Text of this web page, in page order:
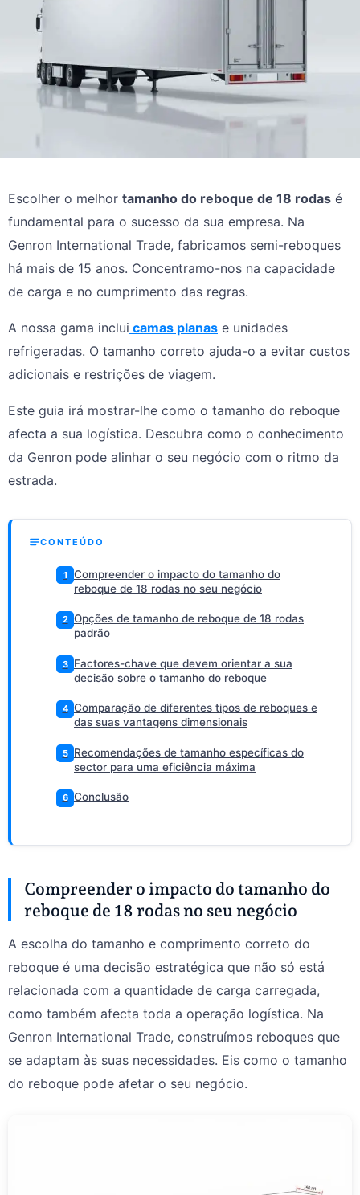
Escolher o melhor tamanho do reboque de 18 rodas é
fundamental para o sucesso da sua empresa. Na
Genron International Trade, fabricamos semi-reboques
há mais de 15 anos. Concentramo-nos na capacidade
de carga e no cumprimento das regras.
A nossa gama inclui camas planas e unidades
refrigeradas. O tamanho correto ajuda-o a evitar custos
adicionais e restrições de viagem.
Este guia irá mostrar-lhe como o tamanho do reboque
afecta a sua logística. Descubra como o conhecimento
da Genron pode alinhar o seu negócio com o ritmo da
estrada.
CONTEÚDO
1
Compreender o impacto do tamanho do
reboque de 18 rodas no seu negócio
2 Opções de tamanho de reboque de 18 rodas
padrão
3
Factores-chave que devem orientar a sua
decisão sobre o tamanho do reboque
4 Comparação de diferentes tipos de reboques e
das suas vantagens dimensionais
5
Recomendações de tamanho específicas do
sector para uma eficiência máxima
6 Conclusão
Compreender o impacto do tamanho do
reboque de 18 rodas no seu negócio
A escolha do tamanho e comprimento correto do
reboque é uma decisão estratégica que não só está
relacionada com a quantidade de carga carregada,
como também afecta toda a operação logística. Na
Genron International Trade, construímos reboques que
se adaptam às suas necessidades. Eis como o tamanho
do reboque pode afetar o seu negócio.